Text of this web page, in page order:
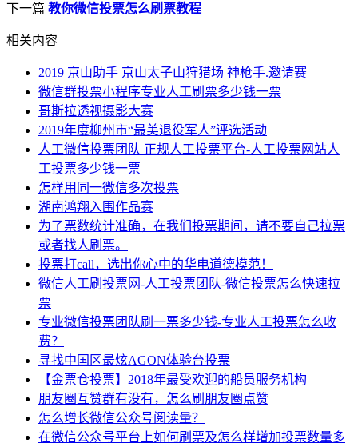
下一篇 教你微信投票怎么刷票教程
相关内容
2019 京山助手 京山太子山狩猎场 神枪手.邀请赛
微信群投票小程序专业人工刷票多少钱一票
哥斯拉透视摄影大赛
2019年度柳州市“最美退役军人”评选活动
人工微信投票团队 正规人工投票平台-人工投票网站人
工投票多少钱一票
怎样用同一微信多次投票
湖南鸿翔入围作品赛
为了票数统计准确，在我们投票期间，请不要自己拉票
或者找人刷票。
投票打call，选出你心中的华电道德模范！
微信人工刷投票网-人工投票团队-微信投票怎么快速拉
票
专业微信投票团队刷一票多少钱-专业人工投票怎么收
费？
寻找中国区最炫AGON体验台投票
【金票仓投票】2018年最受欢迎的船员服务机构
朋友圈互赞群有没有，怎么刷朋友圈点赞
怎么增长微信公众号阅读量？
在微信公众号平台上如何刷票及怎么样增加投票数量多